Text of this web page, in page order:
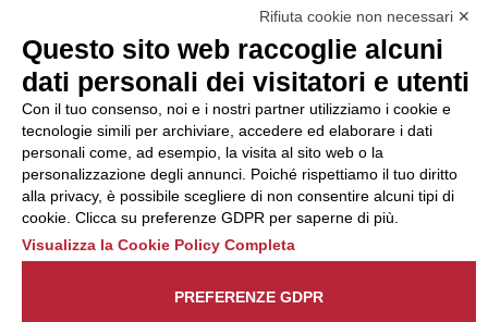
del Codice di Condotta, è
possibile presentare un
reclamo
all’Organismo di
Monitoraggio utilizzando
una delle modalità
descritte al seguente
indirizzo web
https://odm-
agenzielavoro.it/reclami/ .
Rifiuta cookie non necessari ✕
Questo sito web raccoglie alcuni
dati personali dei visitatori e utenti
Con il tuo consenso, noi e i nostri partner utilizziamo i cookie e
tecnologie simili per archiviare, accedere ed elaborare i dati
personali come, ad esempio, la visita al sito web o la
personalizzazione degli annunci. Poiché rispettiamo il tuo diritto
alla privacy, è possibile scegliere di non consentire alcuni tipi di
cookie. Clicca su preferenze GDPR per saperne di più.
Visualizza la Cookie Policy Completa
PREFERENZE GDPR